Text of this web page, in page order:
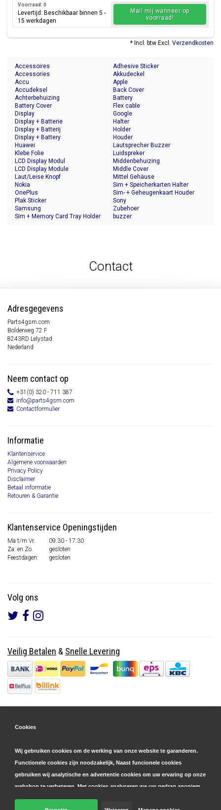
Voorraad: 0
Levertijd: Beschikbaar binnen 5 -
15 werkdagen
Mail mij wanneer op
voorraad!
* Incl. btw Excl. Verzendkosten
Accessoires
Accessories
Accu
Accudeksel
Achterbehuizing
Adhesive Sticker
Akkudeckel
Apple
Back Cover
Battery
Battery Cover
Display
Display + Batterie
Display + Batterij
Display + Battery
Flex cable
Google
Halter
Holder
Houder
Huawei
Klebe Folie
LCD Display Modul
LCD Display Module
Laut/Leise Knopf
Lautsprecher Buzzer
Luidspreker
Middenbehuizing
Middle Cover
Mittel Gehäuse
Nokia
OnePlus
Plak Sticker
Samsung
Sim + Memory Card Tray Holder
Sim + Speicherkarten Halter
Sim- + Geheugenkaart Houder
Sony
Zubehoer
buzzer
Contact
Adresgegevens
Parts4gsm.com
Bolderweg 72 F
8243RD Lelystad
Nederland
Neem contact op
+31(0) 320 - 711 387
info@parts4gsm.com
Contactformulier
Informatie
Klantenservice
Algemene voorwaarden
Privacy Policy
Disclaimer
Betaal informatie
Retouren & Garantie
Klantenservice Openingstijden
Ma t/m Vr.
09:30 - 17:30
Za. en Zo.
gesloten
Feestdagen:
gesloten
Volg ons
Veilig Betalen & Snelle Levering
Cookies
Wij gebruiken cookies om de werking van onze website te garanderen.
Functionele cookies zijn noodzakelijk, Naast funcionele cookies
gebruiken wij analytische en advertentie cookies om uw ervaring op onze
webshop te verbeteren. Met cookies analyseren we uw gedrag anoniem,
zowel binnen als buiten onze website, om onze diensten te